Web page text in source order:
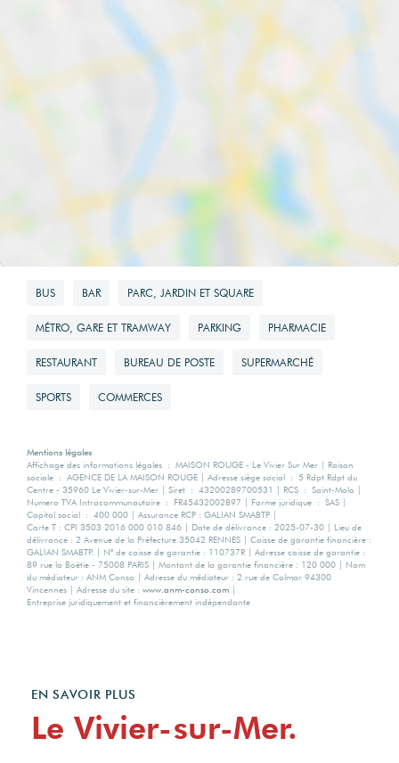
BUS BAR PARC, JARDIN ET SQUARE
MÉTRO, GARE ET TRAMWAY PARKING PHARMACIE
RESTAURANT BUREAU DE POSTE SUPERMARCHÉ
SPORTS COMMERCES
Mentions légales
Affichage des informations légales : MAISON ROUGE - Le Vivier Sur Mer | Raison
sociale : AGENCE DE LA MAISON ROUGE | Adresse siège social : 5 Rdpt Rdpt du
Centre - 35960 Le Vivier-sur-Mer | Siret : 43200289700531 | RCS : Saint-Malo |
Numero TVA Intracommunautaire : FR45432002897 | Forme juridique : SAS |
Capital social : 400 000 | Assurance RCP : GALIAN SMABTP |
Carte T : CPI 3503 2016 000 010 846 | Date de délivrance : 2025-07-30 | Lieu de
délivrance : 2 Avenue de la Préfecture 35042 RENNES | Caisse de garantie financière :
GALIAN SMABTP. | N° de caisse de garantie : 110737R | Adresse caisse de garantie :
89 rue la Boëtie - 75008 PARIS | Montant de la garantie financière : 120 000 | Nom
du médiateur : ANM Conso | Adresse du médiateur : 2 rue de Colmar 94300
Vincennes | Adresse du site : www.anm-conso.com
Entreprise juridiquement et financièrement indépendante
EN SAVOIR PLUS
Le Vivier-sur-Mer.